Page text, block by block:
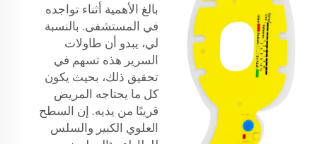
بالغ الأهمية أثناء تواجده
في المستشفى. بالنسبة
لي، يبدو أن طاولات
السرير هذه تسهم في
تحقيق ذلك، بحيث يكون
كل ما يحتاجه المريض
قريبًا من يديه. إن السطح
العلوي الكبير والسلس